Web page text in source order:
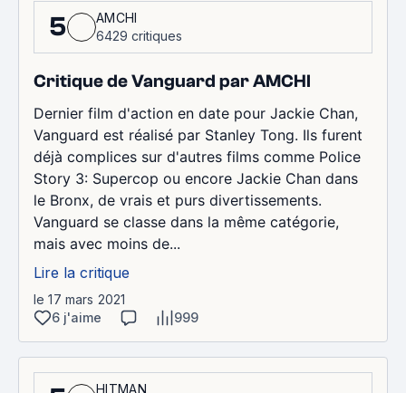
5
AMCHI
6429 critiques
Critique de Vanguard par AMCHI
Dernier film d'action en date pour Jackie Chan,
Vanguard est réalisé par Stanley Tong. Ils furent
déjà complices sur d'autres films comme Police
Story 3: Supercop ou encore Jackie Chan dans
le Bronx, de vrais et purs divertissements.
Vanguard se classe dans la même catégorie,
mais avec moins de...
Lire la critique
le 17 mars 2021
6 j'aime
999
HITMAN